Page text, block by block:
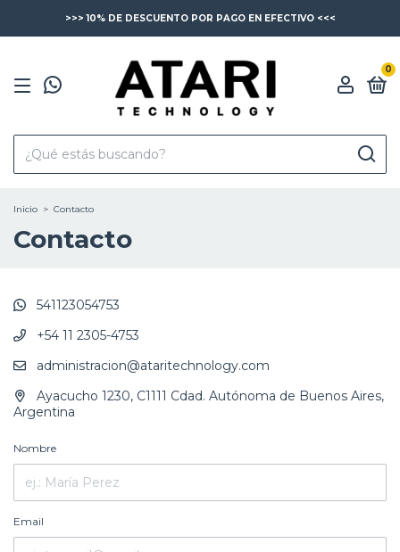
>>> 10% DE DESCUENTO POR PAGO EN EFECTIVO <<<
0
Inicio > Contacto
Contacto
541123054753
+54 11 2305-4753
administracion@ataritechnology.com
Ayacucho 1230, C1111 Cdad. Autónoma de Buenos Aires,
Argentina
Nombre
Email